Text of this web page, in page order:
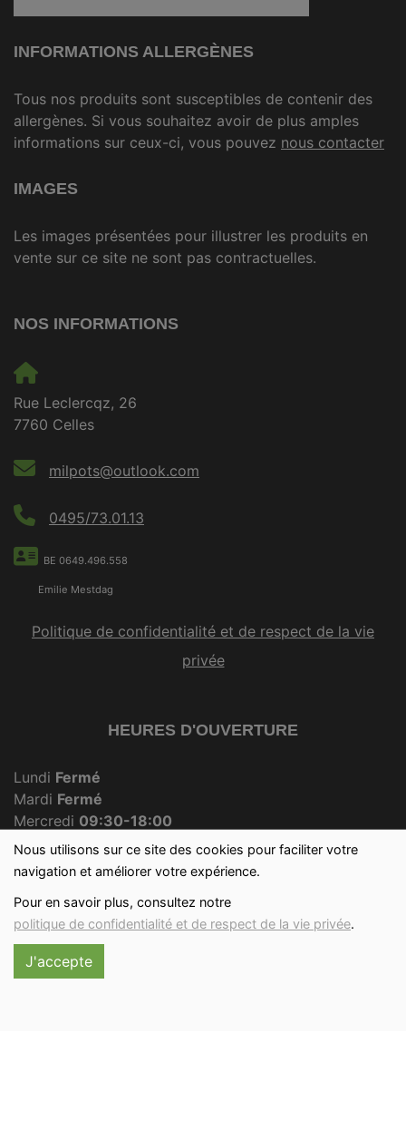
Nous utilisons sur ce site des cookies pour faciliter votre
navigation et améliorer votre expérience.
Pour en savoir plus, consultez notre
politique de confidentialité et de respect de la vie privée.
J'accepte
INFORMATIONS ALLERGÈNES
Tous nos produits sont susceptibles de contenir des
allergènes. Si vous souhaitez avoir de plus amples
informations sur ceux-ci, vous pouvez nous contacter
IMAGES
Les images présentées pour illustrer les produits en
vente sur ce site ne sont pas contractuelles.
NOS INFORMATIONS
Rue Leclercqz, 26
7760 Celles
milpots@outlook.com
0495/73.01.13
BE 0649.496.558
Emilie Mestdag
Politique de confidentialité et de respect de la vie
privée
HEURES D'OUVERTURE
Lundi Fermé
Mardi Fermé
Mercredi 09:30-18:00
JeudiFermé
Vendredi 09:30-18:00
Dimanche09:30-12:00